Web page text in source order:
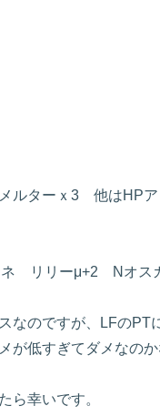
ルターｘ3 他はHP
リリーμ+2 Nオス
なのですが、LFの
が低すぎてダメなの
ら幸いです。